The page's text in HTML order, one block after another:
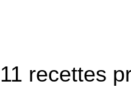
11 recettes